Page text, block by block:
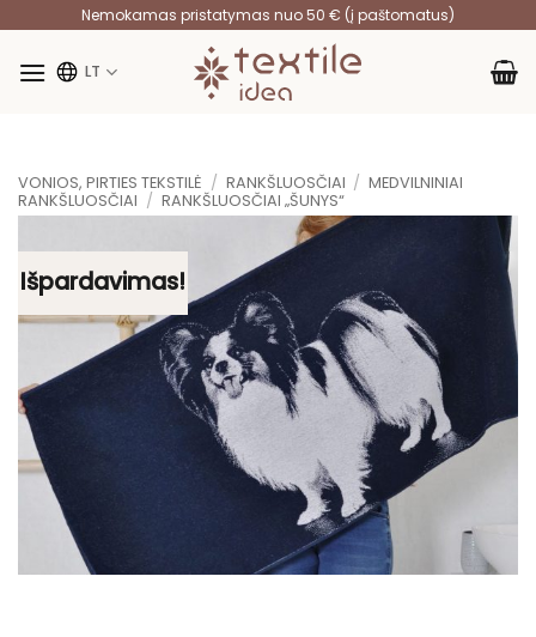
content
Nemokamas pristatymas nuo 50 € (į paštomatus)
LT
VONIOS, PIRTIES TEKSTILĖ / RANKŠLUOSČIAI / MEDVILNINIAI
RANKŠLUOSČIAI / RANKŠLUOSČIAI „ŠUNYS“
Išpardavimas!